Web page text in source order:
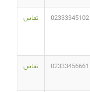
02333345102 تماس
02333456661 تماس